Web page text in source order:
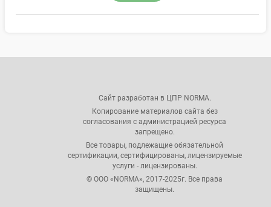
Сайт разработан в ЦПР NORMA.
Копирование материалов сайта без
согласования с администрацией ресурса
запрещено.
Все товары, подлежащие обязательной
сертификации, сертифицированы, лицензируемые
услуги - лицензированы.
© ООО «NORMA», 2017-2025г. Все права
защищены.